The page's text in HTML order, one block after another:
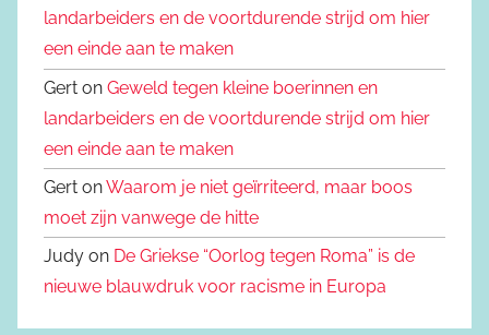
landarbeiders en de voortdurende strijd om hier
een einde aan te maken
Gert on Geweld tegen kleine boerinnen en
landarbeiders en de voortdurende strijd om hier
een einde aan te maken
Gert onWaarom je niet geïrriteerd, maar boos
moet zijn vanwege de hitte
Judy on De Griekse “Oorlog tegen Roma” is de
nieuwe blauwdruk voor racisme in Europa